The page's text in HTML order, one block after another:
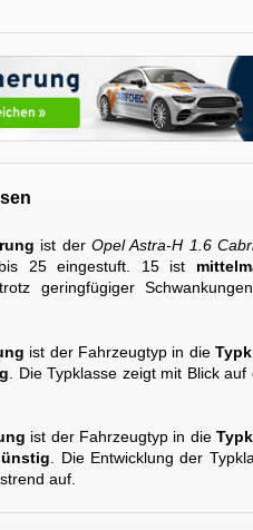
ist der Opel Astra-H 1.6
25 eingestuft. 15 ist
geringfügiger
ist der Fahrzeugtyp in die
. Die Typklasse zeigt mit Blick
ist der Fahrzeugtyp in die
. Die Entwicklung der
auf.